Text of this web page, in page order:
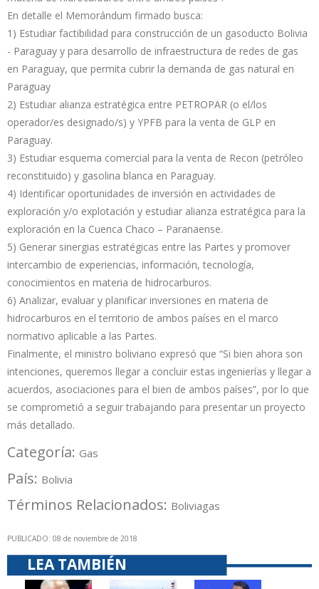
En detalle el Memorándum firmado busca:
1) Estudiar factibilidad para construcción de un gasoducto Bolivia
- Paraguay y para desarrollo de infraestructura de redes de gas
en Paraguay, que permita cubrir la demanda de gas natural en
Paraguay
2) Estudiar alianza estratégica entre PETROPAR (o el/los
operador/es designado/s) y YPFB para la venta de GLP en
Paraguay.
3) Estudiar esquema comercial para la venta de Recon (petróleo
reconstituido) y gasolina blanca en Paraguay.
4) Identificar oportunidades de inversión en actividades de
exploración y/o explotación y estudiar alianza estratégica para la
exploración en la Cuenca Chaco – Paranaense.
5) Generar sinergias estratégicas entre las Partes y promover
intercambio de experiencias, información, tecnología,
conocimientos en materia de hidrocarburos.
6) Analizar, evaluar y planificar inversiones en materia de
hidrocarburos en el territorio de ambos países en el marco
normativo aplicable a las Partes.
Finalmente, el ministro boliviano expresó que “Si bien ahora son
intenciones, queremos llegar a concluir estas ingenierías y llegar a
acuerdos, asociaciones para el bien de ambos países”, por lo que
se comprometió a seguir trabajando para presentar un proyecto
más detallado.
Categoría: Gas
País: Bolivia
Términos Relacionados: Boliviagas
PUBLICADO: 08 de noviembre de 2018
LEA TAMBIÉN